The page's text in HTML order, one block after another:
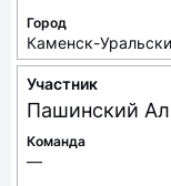
Город
Каменск-
Участник
Пашинский
Команда
—